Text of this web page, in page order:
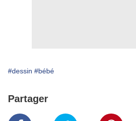
#dessin #bébé
Partager